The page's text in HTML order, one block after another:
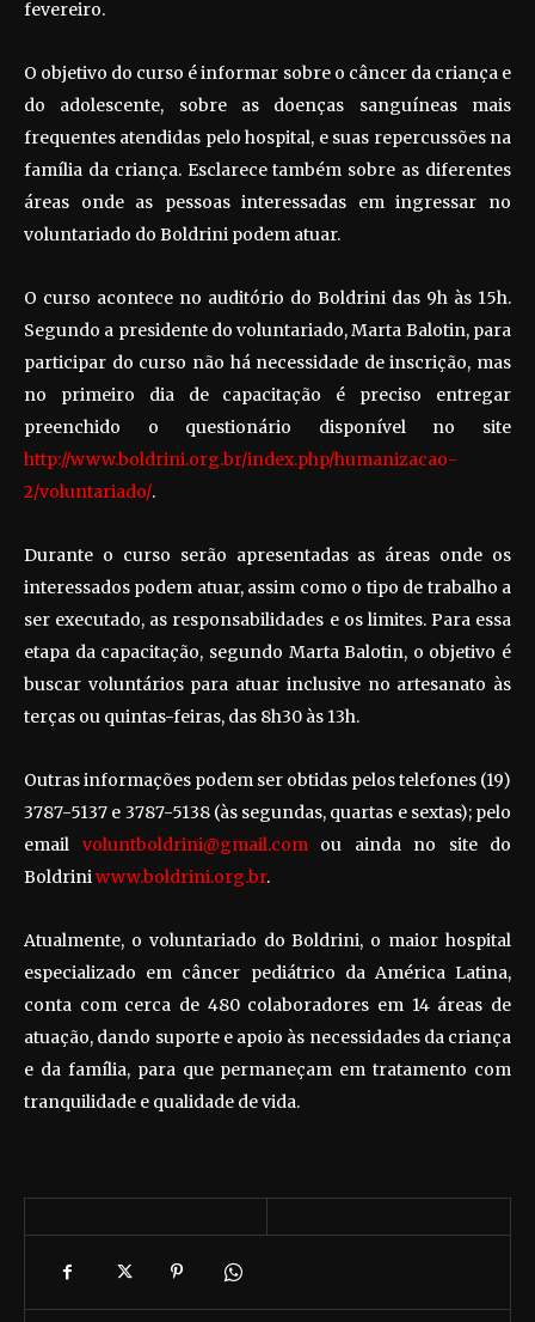
fevereiro.
O objetivo do curso é informar sobre o câncer da criança e
do adolescente, sobre as doenças sanguíneas mais
frequentes atendidas pelo hospital, e suas repercussões na
família da criança. Esclarece também sobre as diferentes
áreas onde as pessoas interessadas em ingressar no
voluntariado do Boldrini podem atuar.
O curso acontece no auditório do Boldrini das 9h às 15h.
Segundo a presidente do voluntariado, Marta Balotin, para
participar do curso não há necessidade de inscrição, mas
no primeiro dia de capacitação é preciso entregar
preenchido o questionário disponível no site
http://www.boldrini.org.br/index.php/humanizacao-
2/voluntariado/.
Durante o curso serão apresentadas as áreas onde os
interessados podem atuar, assim como o tipo de trabalho a
ser executado, as responsabilidades e os limites. Para essa
etapa da capacitação, segundo Marta Balotin, o objetivo é
buscar voluntários para atuar inclusive no artesanato às
terças ou quintas-feiras, das 8h30 às 13h.
Outras informações podem ser obtidas pelos telefones (19)
3787-5137 e 3787-5138 (às segundas, quartas e sextas); pelo
email voluntboldrini@gmail.comou ainda no site do
Boldriniwww.boldrini.org.br.
Atualmente, o voluntariado do Boldrini, o maior hospital
especializado em câncer pediátrico da América Latina,
conta com cerca de 480 colaboradores em 14 áreas de
atuação, dando suporte e apoio às necessidades da criança
e da família, para que permaneçam em tratamento com
tranquilidade e qualidade de vida.